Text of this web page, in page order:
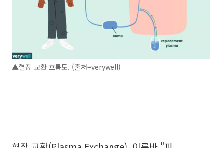
▲혈장 교환 흐름도. (출처=verywell)